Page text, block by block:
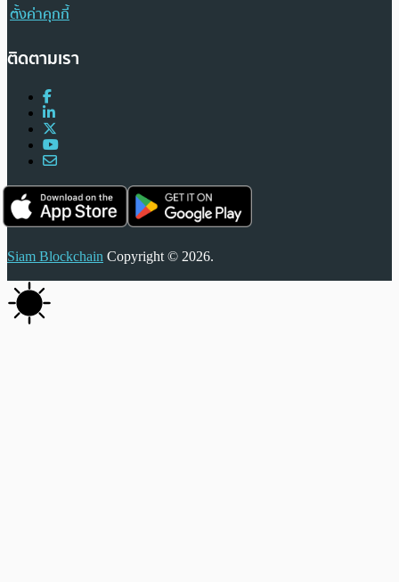
ตั้งค่าคุกกี้
ติดตามเรา
Siam Blockchain Copyright © 2026.